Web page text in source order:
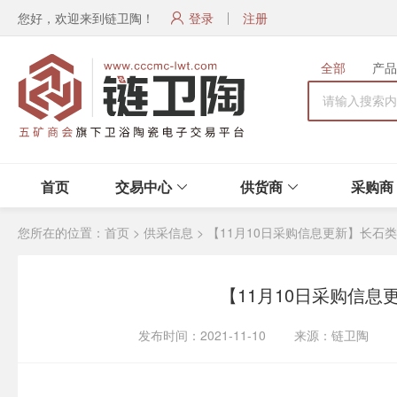
您好，欢迎来到链卫陶！ 登录 注册
全部 产品
首页 交易中心 供货商 采购商
您所在的位置： 首页 > 供采信息 > 【11月10日采购信息更新】长石
【11月10日采购信
发布时间：2021-11-10 来源：链卫陶